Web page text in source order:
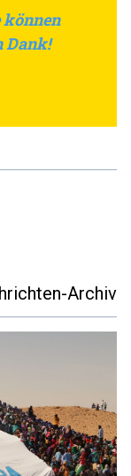
können
Dank!
Archiv